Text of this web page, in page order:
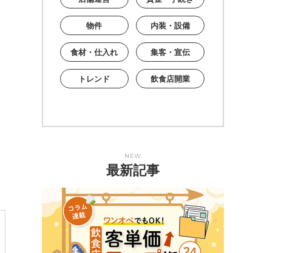
物件 内装・設備
食材・仕入れ 集客・宣伝
トレンド 飲食店開業
NEW
最新記事